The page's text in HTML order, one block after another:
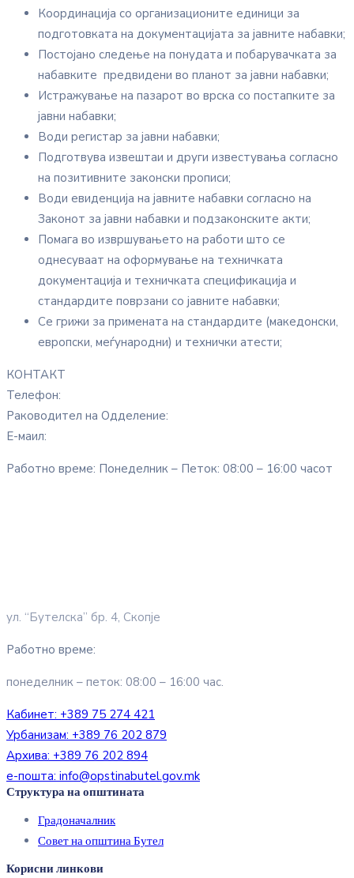
Координација со организационите единици за
подготовката на документацијата за јавните набавки;
Постојано следење на понудата и побарувачката за
набавките предвидени во планот за јавни набавки;
Истражување на пазарот во врска со постапките за
јавни набавки;
Води регистар за јавни набавки;
Подготвува извештаи и други известувања согласно
на позитивните законски прописи;
Води евиденција на јавните набавки согласно на
Законот за јавни набавки и подзаконските акти;
Помага во извршувањето на работи што се
однесуваат на оформување на техничката
документација и техничката спецификација и
стандардите поврзани со јавните набавки;
Се грижи за примената на стандардите (македонски,
европски, меѓународни) и технички атести;
КОНТАКТ
Телефон:
Раководител на Одделение:
Е-маил:
Работно време: Понеделник – Петок: 08:00 – 16:00 часот
ул. “Бутелска” бр. 4, Скопје
Работно време:
понеделник – петок: 08:00 – 16:00 час.
Кабинет: +389 75 274 421
Урбанизам: +389 76 202 879
Архива: +389 76 202 894
е-пошта: info@opstinabutel.gov.mk
Структура на општината
Градоначалник
Совет на општина Бутел
Корисни линкови